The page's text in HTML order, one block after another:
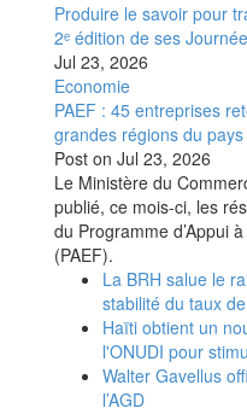
Produire le savoir pour
2ᵉ édition de ses
Jul 23, 2026
Economie
PAEF : 45 entreprises
grandes régions du pays
Post on Jul 23, 2026
Le Ministère du
publié, ce mois-ci, les
du Programme d’Appui
(PAEF).
La BRH salue le
stabilité du taux
Haïti obtient un
l'ONUDI pour
Walter Gavellus
l’AGD